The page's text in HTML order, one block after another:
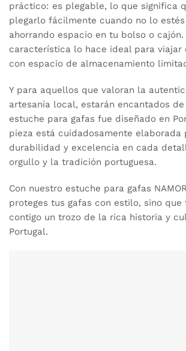
práctico: es plegable, lo que significa
plegarlo fácilmente cuando no lo estés
ahorrando espacio en tu bolso o cajón.
característica lo hace ideal para viajar
con espacio de almacenamiento
Y para aquellos que valoran la
artesanía local, estarán encantados
estuche para gafas fue diseñado en
pieza está cuidadosamente elaborada
durabilidad y excelencia en cada
orgullo y la tradición portuguesa.
Con nuestro estuche para gafas
proteges tus gafas con estilo, sino que
contigo un trozo de la rica historia y
Portugal.